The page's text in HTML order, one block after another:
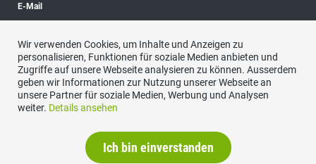
E-Mail
abonnieren
Datenschutzerklärung|Impressum|Kontakt
Wir verwenden Cookies, um Inhalte und Anzeigen zu
personalisieren, Funktionen für soziale Medien anbieten und
Zugriffe auf unsere Webseite analysieren zu können. Ausserdem
geben wir Informationen zur Nutzung unserer Webseite an
unsere Partner für soziale Medien, Werbung und Analysen
weiter. Details ansehen
Ich bin einverstanden